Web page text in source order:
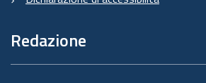
Redazione